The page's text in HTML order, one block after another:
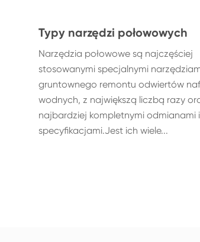
Typy narzędzi połowowych
Narzędzia połowowe są najczęściej
stosowanymi specjalnymi
gruntownego remontu odwiertów
wodnych, z największą liczbą razy
najbardziej kompletnymi odmianami i
specyfikacjami.Jest ich wiele...